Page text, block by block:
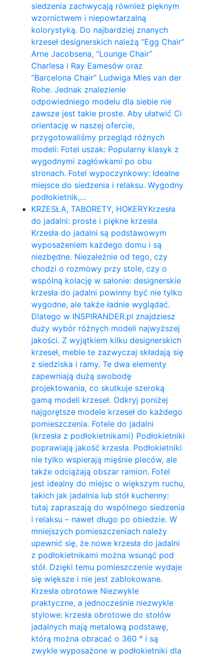
siedzenia zachwycają również pięknym
wzornictwem i niepowtarzalną
kolorystyką. Do najbardziej znanych
krzeseł designerskich należą “Egg Chair”
Arne Jacobsena, “Lounge Chair”
Charlesa i Ray Eamesów oraz
“Barcelona Chair” Ludwiga Mies van der
Rohe. Jednak znalezienie
odpowiedniego modelu dla siebie nie
zawsze jest takie proste. Aby ułatwić Ci
orientację w naszej ofercie,
przygotowaliśmy przegląd różnych
modeli: Fotel uszak: Popularny klasyk z
wygodnymi zagłówkami po obu
stronach. Fotel wypoczynkowy: Idealne
miejsce do siedzenia i relaksu. Wygodny
podłokietnik,…
KRZESŁA, TABORETY, HOKERYKrzesła
do jadalni: proste i piękne krzesła
Krzesła do jadalni są podstawowym
wyposażeniem każdego domu i są
niezbędne. Niezależnie od tego, czy
chodzi o rozmowy przy stole, czy o
wspólną kolację w salonie: designerskie
krzesła do jadalni powinny być nie tylko
wygodne, ale także ładnie wyglądać.
Dlatego w INSPIRANDER.pl znajdziesz
duży wybór różnych modeli najwyższej
jakości. Z wyjątkiem kilku designerskich
krzeseł, meble te zazwyczaj składają się
z siedziska i ramy. Te dwa elementy
zapewniają dużą swobodę
projektowania, co skutkuje szeroką
gamą modeli krzeseł. Odkryj poniżej
najgorętsze modele krzeseł do każdego
pomieszczenia. Fotele do jadalni
(krzesła z podłokietnikami) Podłokietniki
poprawiają jakość krzesła. Podłokietniki
nie tylko wspierają mięśnie pleców, ale
także odciążają obszar ramion. ​Fotel
jest idealny do miejsc o większym ruchu,
takich jak jadalnia lub stół kuchenny:
tutaj zapraszają do wspólnego siedzenia
i relaksu – nawet długo po obiedzie. W
mniejszych pomieszczeniach należy
upewnić się, że nowe krzesła do jadalni
z podłokietnikami można wsunąć pod
stół. Dzięki temu pomieszczenie wydaje
się większe i nie jest zablokowane.
Krzesła obrotowe Niezwykle
praktyczne, a jednocześnie niezwykle
stylowe: krzesła obrotowe do stołów
jadalnych mają metalową podstawę,
którą można obracać o 360 ° i są
zwykle wyposażone w podłokietniki dla